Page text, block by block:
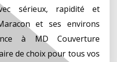
sérieux, rapidité et
et ses environs
à MD Couverture
de choix pour tous vos